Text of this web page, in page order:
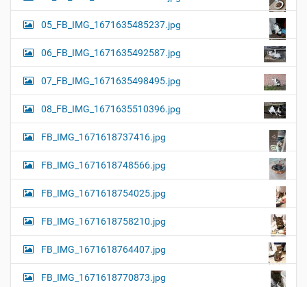
05_FB_IMG_1671635485237.jpg
06_FB_IMG_1671635492587.jpg
07_FB_IMG_1671635498495.jpg
08_FB_IMG_1671635510396.jpg
FB_IMG_1671618737416.jpg
FB_IMG_1671618748566.jpg
FB_IMG_1671618754025.jpg
FB_IMG_1671618758210.jpg
FB_IMG_1671618764407.jpg
FB_IMG_1671618770873.jpg